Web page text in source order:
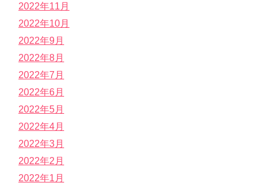
2022年11月
2022年10月
2022年9月
2022年8月
2022年7月
2022年6月
2022年5月
2022年4月
2022年3月
2022年2月
2022年1月